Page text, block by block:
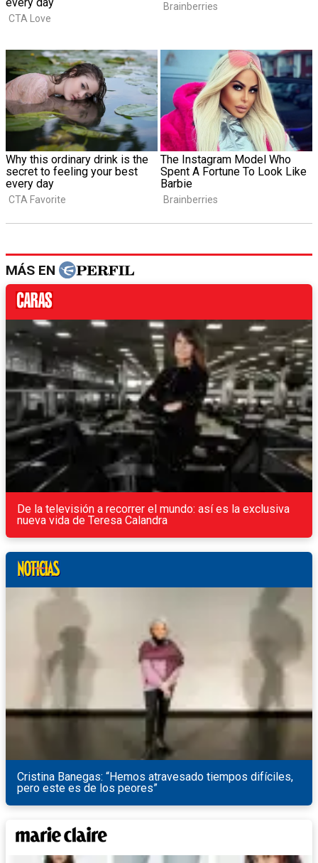
MÁS EN
De la televisión a recorrer el mundo: así es la exclusiva
nueva vida de Teresa Calandra
Cristina Banegas: “Hemos atravesado tiempos difíciles,
pero este es de los peores”